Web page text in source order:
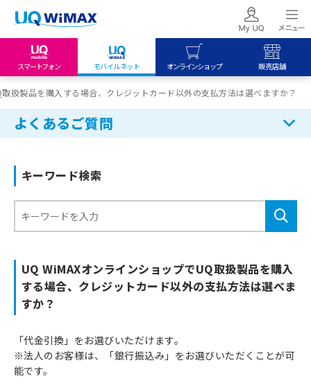
スマートフォン モバイルネット オンラインショップ 販売店舗
my UQ WiMAX
UQ WiMAX ご契約の方
My UQ mobile
UQ mobile
UQ mobile
オンラインショップ
UQ WiMAX
UQ mobile
販売店舗
UQ WiMAX
扱製品を購入する場合、クレジットカード以外の支払方法は選べますか？
よくあるご質問
キーワード検索
UQ WiMAXオンラインショップでUQ取扱製品を購入
する場合、クレジットカード以外の支払方法は選べま
すか？
「代金引換」をお選びいただけます。
※法人のお客様は、「銀行振込み」をお選びいただくことが可
能です。